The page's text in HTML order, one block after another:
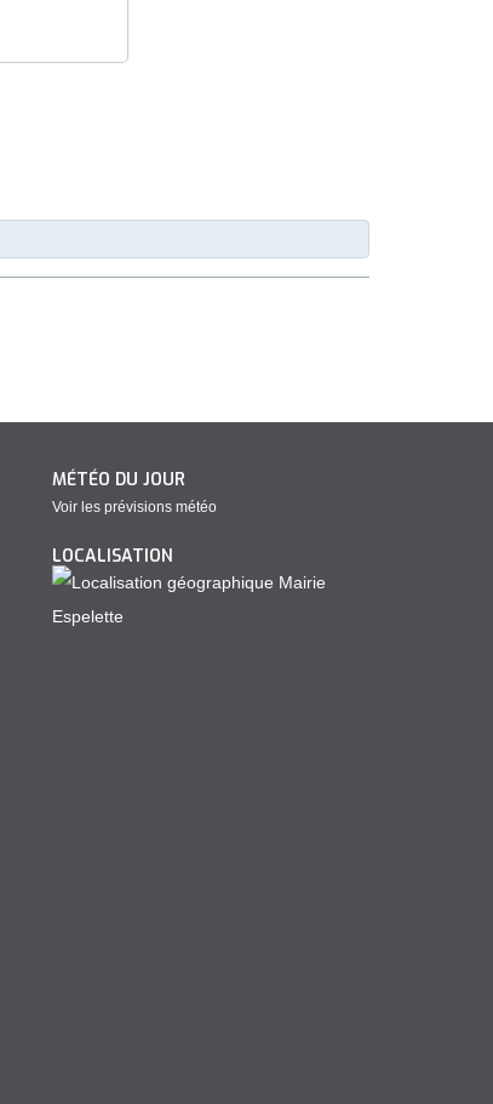
MÉTÉO DU JOUR
Voir les prévisions météo
LOCALISATION